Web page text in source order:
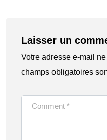
Laisser un
Votre adresse e-mail
champs obligatoires